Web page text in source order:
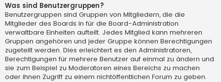
Was sind Benutzergruppen?
Benutzergruppen sind Gruppen von Mitgliedern, die die
Mitglieder des Boards in für die Board-Administration
verwaltbare Einheiten aufteilt. Jedes Mitglied kann mehreren
Gruppen angehören und jeder Gruppe können Berechtigungen
zugeteilt werden. Dies erleichtert es den Administratoren,
Berechtigungen für mehrere Benutzer auf einmal zu ändern und
sie zum Beispiel zu Moderatoren eines Bereichs zu machen
oder ihnen Zugriff zu einem nichtöffentlichen Forum zu geben.